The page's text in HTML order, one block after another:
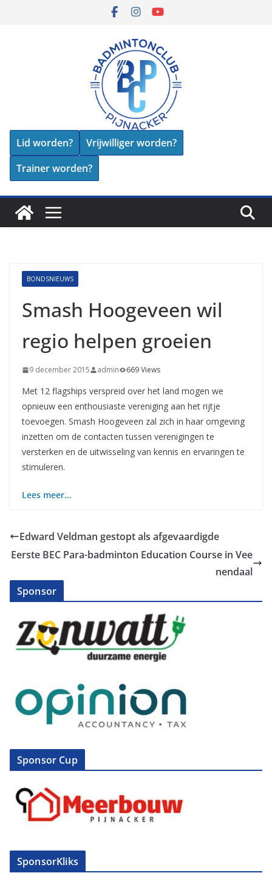
Lid worden?
Vrijwilliger worden?
Trainer worden?
BONDSNIEUWS
Smash Hoogeveen wil
regio helpen groeien
9 december 2015 admin 669 Views
Met 12 flagships verspreid over het land mogen we
opnieuw een enthousiaste vereniging aan het rijtje
toevoegen. Smash Hoogeveen zal zich in haar omgeving
inzetten om de contacten tussen verenigingen te
versterken en de uitwisseling van kennis en ervaringen te
stimuleren.
Lees meer…
Edward Veldman gestopt als afgevaardigde
Eerste BEC Para-badminton Education Course in Vee
nendaal
Sponsor
Sponsor Cup
SponsorKliks